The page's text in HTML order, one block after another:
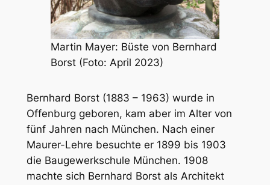
Martin Mayer: Büste von Bernhard
Borst (Foto: April 2023)
Bernhard Borst (1883 – 1963) wurde in
Offenburg geboren, kam aber im Alter von
fünf Jahren nach München. Nach einer
Maurer-Lehre besuchte er 1899 bis 1903
die Baugewerkschule München. 1908
machte sich Bernhard Borst als Architekt